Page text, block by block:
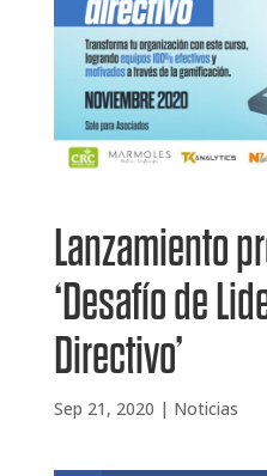
Lanzamiento
‘Desafío de
Directivo’
Sep 21, 2020 | Noticias